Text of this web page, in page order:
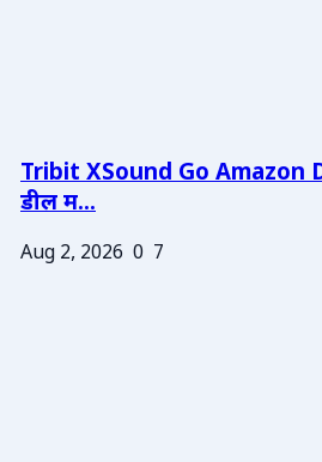
Tribit XSound Go
डील म...
Aug 2, 2026 0 7